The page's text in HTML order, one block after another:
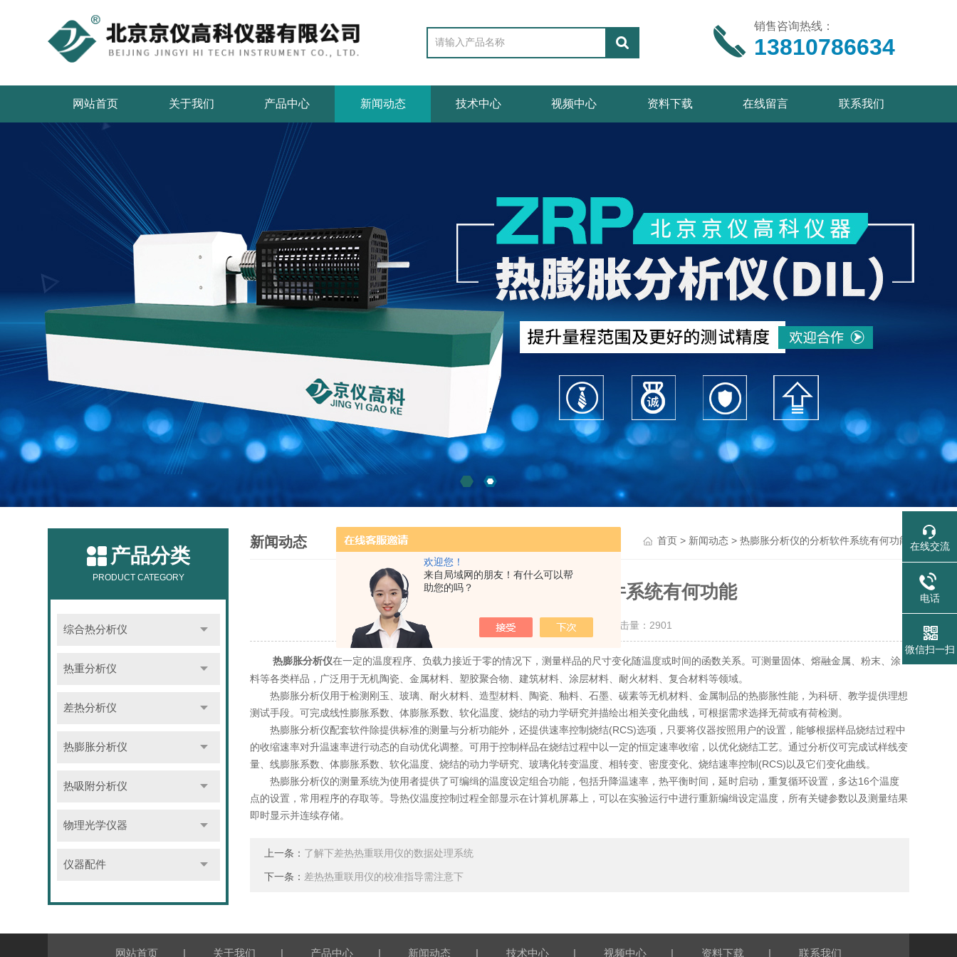
欢迎您！
来自局域网的朋友！有什么可以帮
助您的吗？
销售咨询热线：
13810786634
网站首页 关于我们 产品中心 新闻动态 技术中心 视频中心 资料下载 在线留言 联系我们
产品分类
PRODUCT CATEGORY
综合热分析仪
热重分析仪
差热分析仪
热膨胀分析仪
热吸附分析仪
物理光学仪器
仪器配件
新闻动态 首页> 新闻动态> 热膨胀分析仪的分析软件系统有何功能
热膨胀分析仪的分析软件系统有何功能
更新时间：2021-11-11 点击量： 2901
热膨胀分析仪在一定的温度程序、负载力接近于零的情况下，测量样品的尺寸变化随温度或时间的函数关系。可测量固体、熔融金属、粉末、涂
料等各类样品，广泛用于无机陶瓷、金属材料、塑胶聚合物、建筑材料、涂层材料、耐火材料、复合材料等领域。
热膨胀分析仪用于检测刚玉、玻璃、耐火材料、造型材料、陶瓷、釉料、石墨、碳素等无机材料、金属制品的热膨胀性能，为科研、教学提供理想
测试手段。可完成线性膨胀系数、体膨胀系数、软化温度、烧结的动力学研究并描绘出相关变化曲线，可根据需求选择无荷或有荷检测。
热膨胀分析仪配套软件除提供标准的测量与分析功能外，还提供速率控制烧结(RCS)选项，只要将仪器按照用户的设置，能够根据样品烧结过程中
的收缩速率对升温速率进行动态的自动优化调整。可用于控制样品在烧结过程中以一定的恒定速率收缩，以优化烧结工艺。通过分析仪可完成试样线变
量、线膨胀系数、体膨胀系数、软化温度、烧结的动力学研究、玻璃化转变温度、相转变、密度变化、烧结速率控制(RCS)以及它们变化曲线。
热膨胀分析仪的测量系统为使用者提供了可编缉的温度设定组合功能，包括升降温速率，热平衡时间，延时启动，重复循环设置，多达16个温度
点的设置，常用程序的存取等。导热仪温度控制过程全部显示在计算机屏幕上，可以在实验运行中进行重新编缉设定温度，所有关键参数以及测量结果
即时显示并连续存储。
上一条： 了解下差热热重联用仪的数据处理系统
下一条： 差热热重联用仪的校准指导需注意下
网站首页 | 关于我们 | 产品中心 | 新闻动态 | 技术中心 | 视频中心 | 资料下载 | 联系我们
在线交流
电话
微信扫一扫